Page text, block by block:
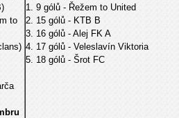
to
1. 9 gólů - Řežem to United
2. 15 gólů - KTB B
3. 16 gólů - Alej FK A
4. 17 gólů - Veleslavín Viktoria
5. 18 gólů - Šrot FC